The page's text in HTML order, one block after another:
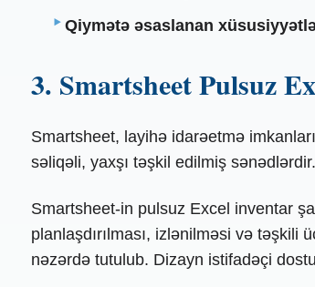
Qiymətə əsaslanan
3. Smartsheet Pulsuz
Smartsheet, layihə idarəetmə
səliqəli, yaxşı təşkil edilmiş sənədlərdir.
Smartsheet-in pulsuz Excel inventar
planlaşdırılması, izlənilməsi və
nəzərdə tutulub. Dizayn istifadəçi